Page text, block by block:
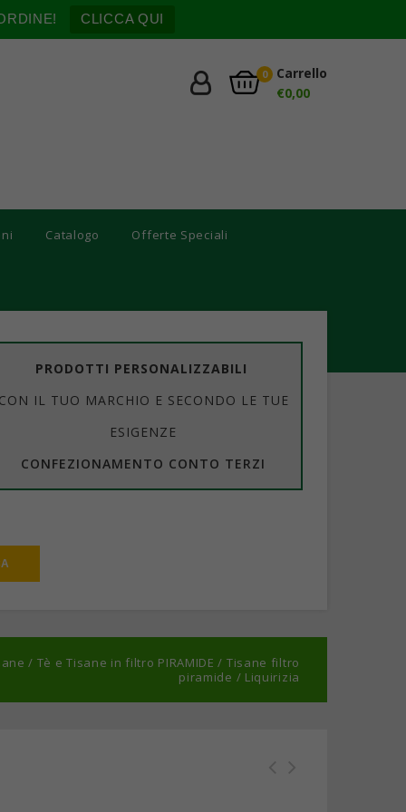
CLICCA QUI
0
Carrello
€0,00
Catalogo Offerte Speciali
PRODOTTI PERSONALIZZABILI
CON IL TUO MARCHIO E SECONDO LE TUE
ESIGENZE
CONFEZIONAMENTO CONTO TERZI
/ Tè e Tisane in filtro PIRAMIDE / Tisane filtro
piramide / Liquirizia